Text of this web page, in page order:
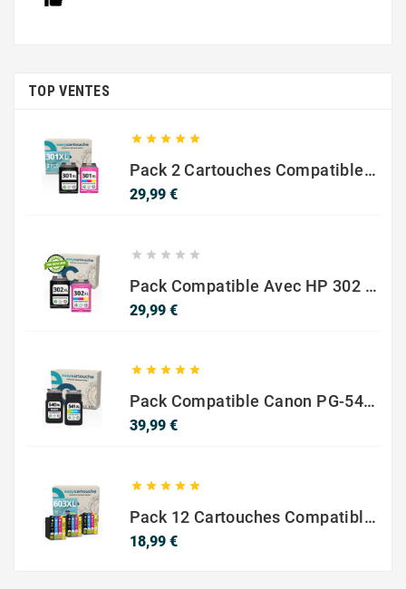
TOP VENTES
    
Pack 2 Cartouches Compatible Avec HP 301 XL Noir Et Couleur
29,99 €Prix
    
Pack Compatible Avec HP 302 XL Noir Et Couleur - SANS NIVEAU ENCRE
29,99 €Prix
    
Pack Compatible Canon PG-540 XL / CL-541 XL – Noir & Couleur – Haute Capacité
39,99 €Prix
    
Pack 12 Cartouches Compatible EPSON 603XL
18,99 €Prix